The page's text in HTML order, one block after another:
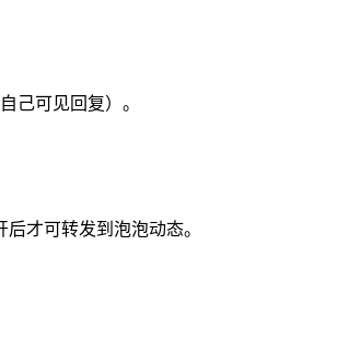
己可见回复）。
才可转发到泡泡动态。